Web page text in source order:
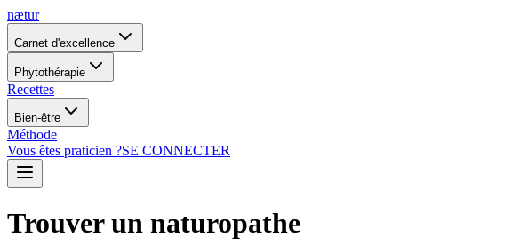
nætur
Carnet d'excellence
Phytothérapie
Recettes
Bien-être
Méthode
Vous êtes praticien ?SE CONNECTER
Trouver un naturopathe